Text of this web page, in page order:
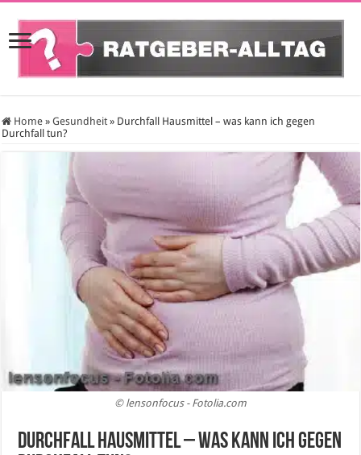
Home » Gesundheit » Durchfall Hausmittel – was kann ich gegen
Durchfall tun?
© lensonfocus - Fotolia.com
Durchfall Hausmittel – was kann ich gegen